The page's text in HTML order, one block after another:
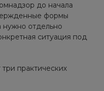
до начала
формы
нужно отдельно
ситуация под
практических